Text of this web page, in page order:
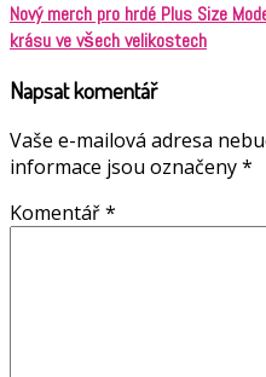
Nový merch pro hrdé Plus Size
krásu ve všech velikostech
Napsat komentář
Vaše e-mailová adresa
informace jsou označeny*
Komentář*